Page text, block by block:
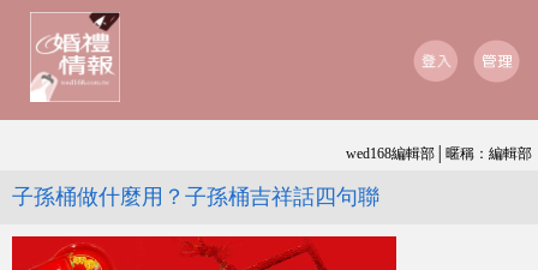
wed168編輯部│暱稱：編輯部
子孫桶做什麼用？子孫桶吉祥話四句聯